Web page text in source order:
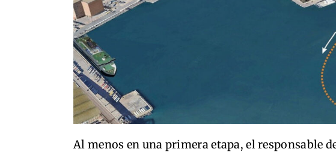
Al menos en una primera etapa, el responsable